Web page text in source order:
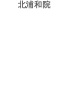
北浦和院